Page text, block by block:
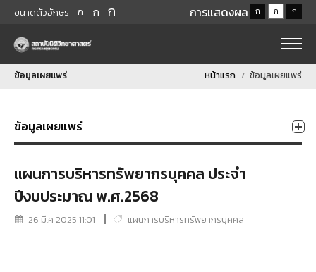
ขนาดตัวอักษร ก ก ก การแสดงผล ก ก ก
ข้อมูลเผยแพร่ หน้าแรก ข้อมูลเผยแพร่
ข้อมูลเผยแพร่
แผนการบริหารทรัพยากรบุคคล ประจำ
ปีงบประมาณ พ.ศ.2568
26 มี.ค 2025 11:01 แผนการบริหารทรัพยากรบุคคล